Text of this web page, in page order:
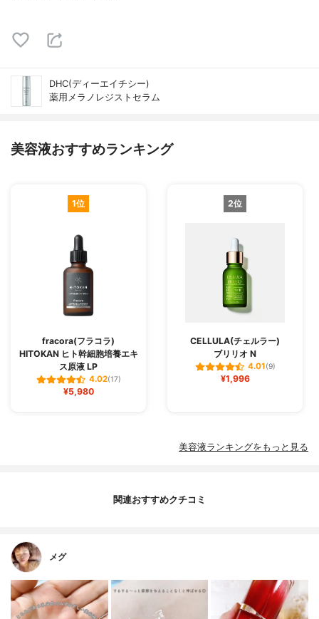
DHC(ディーエイチシー)
薬用メラノレジストセラム
美容液おすすめランキング
1位
fracora(フラコラ)
HITOKAN ヒト幹細胞培養エキ
ス原液 LP
4.02(17)
¥5,980
2位
CELLULA(チェルラー)
ブリリオ N
4.01(9)
¥1,996
美容液ランキングをもっと見る
関連おすすめクチコミ
メグ